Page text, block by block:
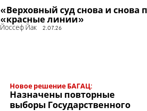
«Верховный суд снова и снова
«красные линии»
Йоссеф Йак 2.07.26
Новое решение БАГАЦ:
Назначены повторные
выборы Государственного